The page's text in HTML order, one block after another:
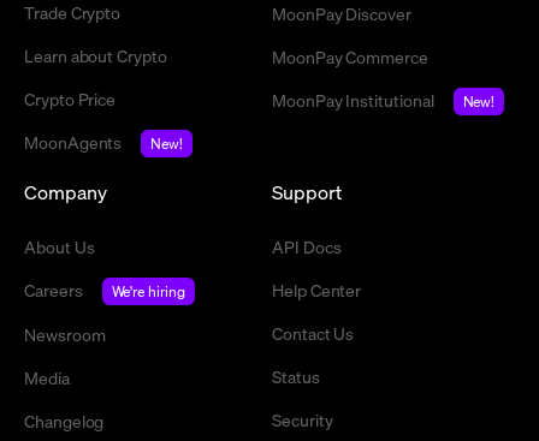
Trade Crypto
Learn about Crypto
Crypto Price
MoonAgents
New!
MoonPay Discover
MoonPay Commerce
MoonPay Institutional
New!
Company
About Us
Careers
We're hiring
Newsroom
Media
Changelog
Support
API Docs
Help Center
Contact Us
Status
Security